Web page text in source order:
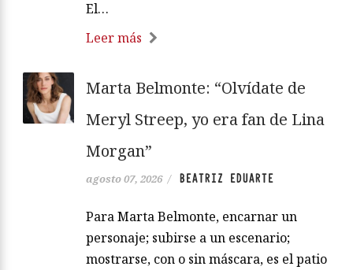
El…
Leer más
Marta Belmonte: “Olvídate de
Meryl Streep, yo era fan de Lina
Morgan”
agosto 07, 2026 / BEATRIZ EDUARTE
Para Marta Belmonte, encarnar un
personaje; subirse a un escenario;
mostrarse, con o sin máscara, es el patio